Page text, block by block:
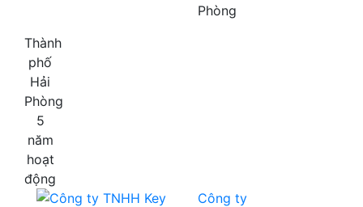
Phòng
Thành
phố
Hải
Phòng
5
năm
hoạt
động
Công ty